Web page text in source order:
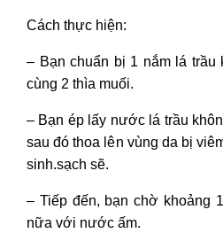
Cách thực hiện:
– Bạn chuẩn bị 1 nắm lá trầu
cùng 2 thìa muối.
– Bạn ép lấy nước lá trầu
sau đó thoa lên vùng da bị
sinh.sạch sẽ.
– Tiếp đến, bạn chờ khoảng
nữa với nước ấm.